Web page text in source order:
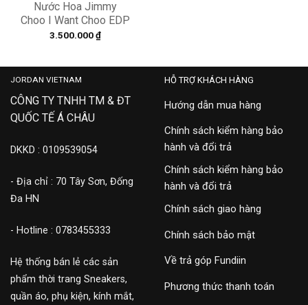
Nước Hoa Jimmy
Choo I Want Choo EDP
3.500.000₫
JORDAN VIETNAM
CÔNG TY TNHH TM & ĐT
QUỐC TẾ Á CHÂU
DKKD : 0109539054
- Địa chỉ : 70 Tây Sơn, Đống
Đa HN
- Hotline : 0783455333
Hệ thống bán lẻ các sản
phẩm thời trang Sneakers,
quần áo, phụ kiện, kính mắt,
HỖ TRỢ KHÁCH HÀNG
Hướng dẫn mua hàng
Chính sách kiểm hàng bảo
hành và đổi trả
Chính sách kiểm hàng bảo
hành và đổi trả
Chính sách giao hàng
Chính sách bảo mật
Về trả góp Fundiin
Phương thức thanh toán